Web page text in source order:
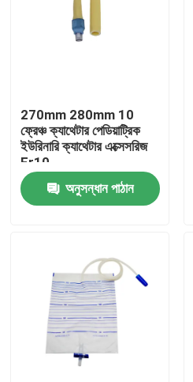
আমাদের সম্পর্কে
মান নিয়ন্ত্রণ
আমাদের সাথে যোগাযোগ করুন
মেডিকেল সিলিকন রাবার
মেডিকেল রাবার স্টপার
270mm 280mm 10
ফ্রেঞ্চ ক্যাথেটার পেডিয়াট্রিক
ইউরিনারি ক্যাথেটার এক্সেসরিজ
Fr10
অনুসন্ধান পাঠান